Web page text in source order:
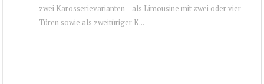
zwei Karosserievarianten – als Limousine mit zwei oder vier
Türen sowie als zweitüriger K...